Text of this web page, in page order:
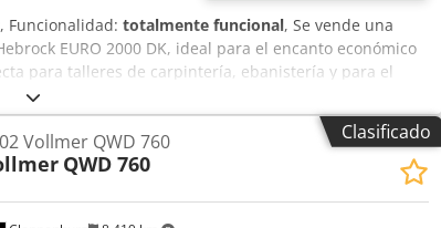
, Funcionalidad: totalmente funcional, Se vende una
EURO 2000 DK, ideal para el encanto económico
para talleres de carpintería, ebanistería y para el
Gracias a su diseño compacto y a la sólida tecnología
máquina se encuentra en buen estado y ha sido
EURO 2000 DK Año de fabricación: 2002 Voltaje: 400
Grosor de los bordes: aprox. 0,4–3,0 mm Grosor de
mm (largo) x 1320 mm (ancho) x 1300 mm (alto)
automático Depósito de cola con cola termofusible
Clasificado
Vollmer QWD 760
QWD 760